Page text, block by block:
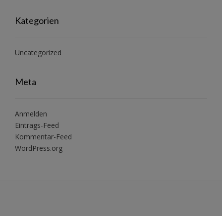
Kategorien
Uncategorized
Meta
Anmelden
Eintrags-Feed
Kommentar-Feed
WordPress.org